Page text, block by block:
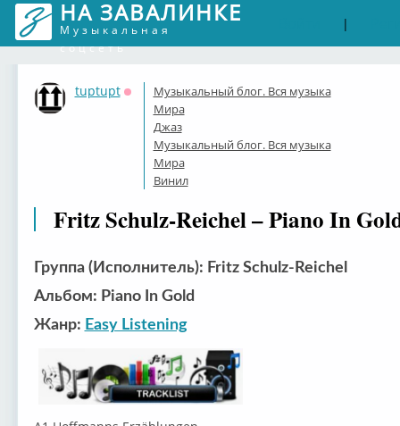
НА ЗАВАЛИНКЕ
Музыкальная
соцсеть
|
tuptupt
Оффлайн
Музыкальный блог. Вся музыка
Мира
Джаз
Музыкальный блог. Вся музыка
Мира
Винил
Fritz Schulz-Reichel – Piano In
Группа (Исполнитель): Fritz Schulz-Reichel
Альбом: Piano In Gold
Жанр: Easy Listening